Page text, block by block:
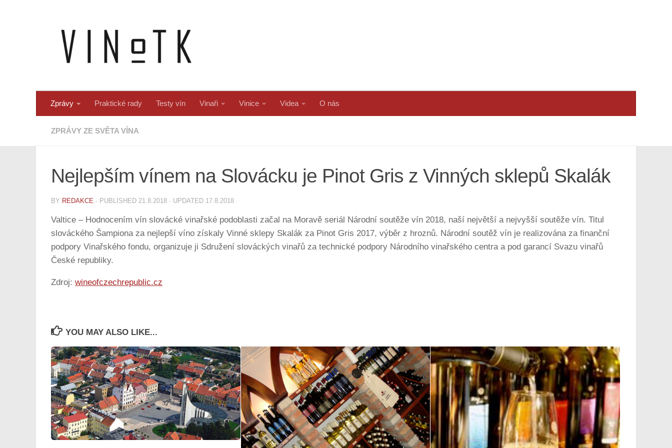
Zprávy Praktické rady Testy vín Vinaři Vinice Videa O nás
ZPRÁVY ZE SVĚTA VÍNA
Nejlepším vínem na Slovácku je Pinot Gris z Vinných sklepů Skalák
BY REDAKCE · PUBLISHED 21.8.2018 · UPDATED 17.8.2018
Valtice – Hodnocením vín slovácké vinařské podoblasti začal na Moravě seriál Národní soutěže vín 2018, naší největší a nejvyšší soutěže vín. Titul
slováckého Šampiona za nejlepší víno získaly Vinné sklepy Skalák za Pinot Gris 2017, výběr z hroznů. Národní soutěž vín je realizována za finanční
podpory Vinařského fondu, organizuje ji Sdružení slováckých vinařů za technické podpory Národního vinařského centra a pod garancí Svazu vinařů
České republiky.
Zdroj: wineofczechrepublic.cz
YOU MAY ALSO LIKE...